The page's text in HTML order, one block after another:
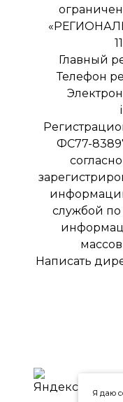
Главный
Телефон
ФС77-
службой по
Написать
Я даю